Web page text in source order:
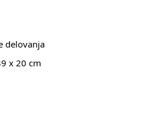
delovanja
x 20 cm